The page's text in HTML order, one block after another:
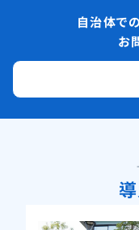
自治体で
お